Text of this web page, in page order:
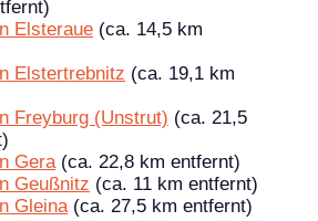
Elsteraue (ca. 14,5 km
Elstertrebnitz (ca. 19,1 km
Freyburg (Unstrut) (ca. 21,5
Gera (ca. 22,8 km entfernt)
Geußnitz (ca. 11 km entfernt)
Gleina (ca. 27,5 km entfernt)